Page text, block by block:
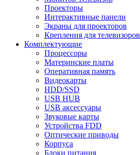
Проекторы
Интерактивные панели
Экраны для проекторов
Крепления для телевизоров
Комплектующие
Процессоры
Материнские платы
Оперативная память
Видеокарты
HDD/SSD
USB HUB
USB аксессуары
Звуковые карты
Устройства FDD
Оптические приводы
Корпуса
Блоки питания